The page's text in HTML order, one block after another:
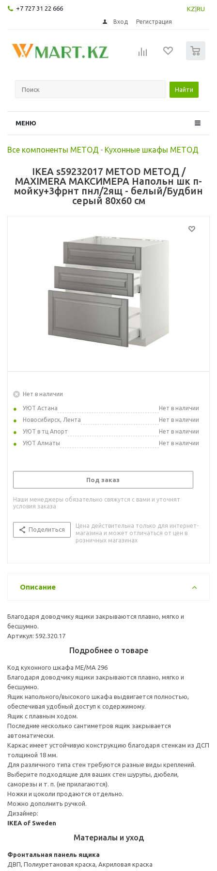
+7 727 31 22 666 KZ RU
Вход Регистрация
Найти
МЕНЮ
Все компоненты МЕТОД - Кухонные шкафы МЕТОД
IKEA s59232017 METOD МЕТОД /
MAXIMERA МАКСИМЕРА Напольн шк п-
мойку+3фрнт пнл/2ящ - белый/Будбин
серый 80x60 см
Нет в наличии
УЮТ Астана
Нет в наличии
Новосибирск, Лента
Нет в наличии
УЮТ в тц Апорт
Нет в наличии
УЮТ Алматы
Нет в наличии
Под заказ
Наши менеджеры обязательно свяжутся с вами и уточнят
условия заказа
Поделиться
Цена действительна только для интернет-
магазина и может отличаться от цен в
розничных магазинах
Описание
Благодаря доводчику ящики закрываются плавно, мягко и
бесшумно.
Артикул: 592.320.17
Подробнее о товаре
Код кухонного шкафа ME/MA 296
Благодаря доводчику ящики закрываются плавно, мягко и
бесшумно.
Ящик напольного/высокого шкафа выдвигается полностью,
обеспечивая удобный доступ к содержимому.
Ящик с плавным ходом.
Последние несколько сантиметров ящик закрывается
автоматически.
Каркас имеет устойчивую конструкцию благодаря стенкам из ДСП
толщиной 18 мм.
Для различного типа стен требуются разные виды креплений.
Выберите подходящие для ваших стен шурупы, дюбели,
саморезы и т. п. (не прилагаются).
Ножки и цоколи продаются отдельно.
Можно дополнить ручкой.
Дизайнер:
IKEA of Sweden
Материалы и уход
Фронтальная панель ящика
ДВП, Полиуретановая краска, Акриловая краска